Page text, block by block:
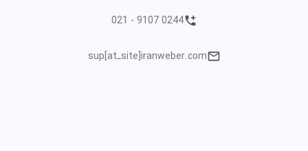
021 - 9107 0244
sup[atـsite]iranweber.com